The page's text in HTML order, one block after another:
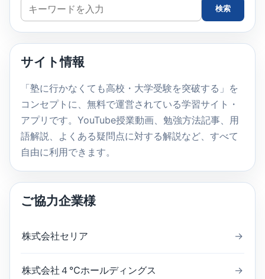
イ
ト
検
索
検索
サイト情報
「塾に行かなくても高校・大学受験を突破する」を
コンセプトに、無料で運営されている学習サイト・
アプリです。YouTube授業動画、勉強方法記事、用
語解説、よくある疑問点に対する解説など、すべて
自由に利用できます。
ご協力企業様
株式会社セリア →
株式会社４℃ホールディングス →